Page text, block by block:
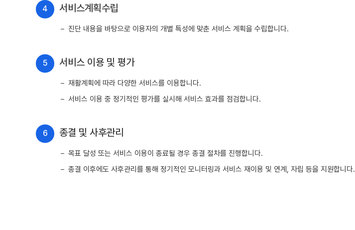
4 서비스계획수립
진단 내용을 바탕으로 이용자의 개별 특성에 맞춘 서비스 계획을 수립합니다.
5 서비스 이용 및 평가
재활계획에 따라 다양한 서비스를 이용합니다.
서비스 이용 중 정기적인 평가를 실시해 서비스 효과를 점검합니다.
6 종결 및 사후관리
목표 달성 또는 서비스 이용이 종료될 경우 종결 절차를 진행합니다.
종결 이후에도 사후관리를 통해 정기적인 모니터링과 서비스 재이용 및 연계, 자립 등을 지원합니다.